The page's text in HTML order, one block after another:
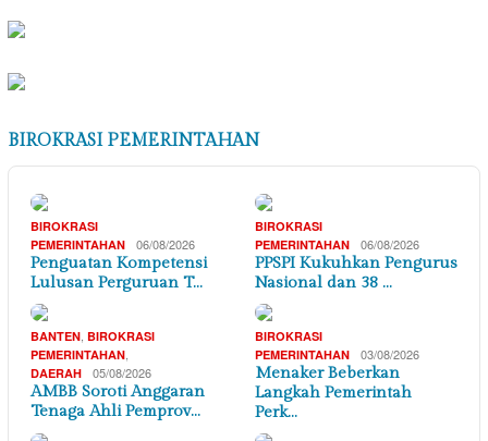
BIROKRASI PEMERINTAHAN
BIROKRASI
PEMERINTAHAN
06/08/2026
Penguatan Kompetensi
Lulusan Perguruan T…
BIROKRASI
PEMERINTAHAN
06/08/2026
PPSPI Kukuhkan Pengurus
Nasional dan 38 …
BANTEN BIROKRASI
PEMERINTAHAN
DAERAH 05/08/2026
AMBB Soroti Anggaran
Tenaga Ahli Pemprov…
BIROKRASI
PEMERINTAHAN
03/08/2026
Menaker Beberkan
Langkah Pemerintah
Perk…